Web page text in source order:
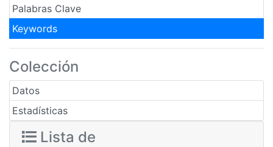
Palabras Clave
Keywords
Colección
Datos
Estadísticas
Lista de